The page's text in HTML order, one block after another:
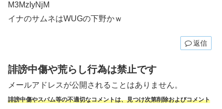
M3MzIyNjM
イナのサムネはWUGの下野かｗ
返信
誹謗中傷や荒らし行為は禁止です
メールアドレスが公開されることはありません。
誹謗中傷やスパム等の不適切なコメントは、見つけ次第削除およびコメント